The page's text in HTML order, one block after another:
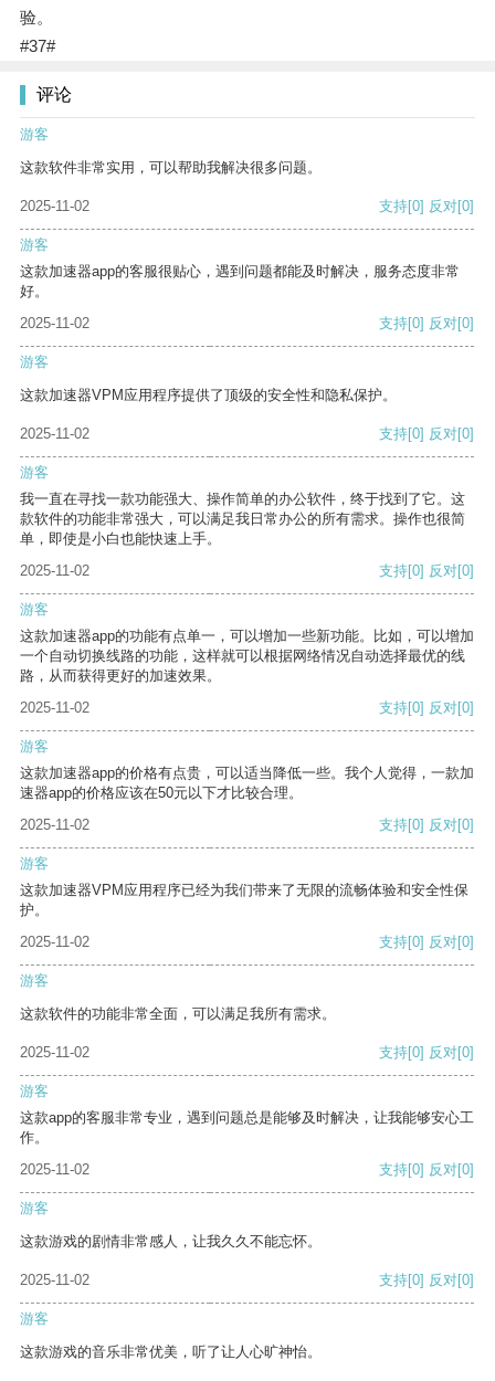
验。
#37#
评论
游客
这款软件非常实用，可以帮助我解决很多问题。
2025-11-02 支持[0] 反对[0]
游客
这款加速器app的客服很贴心，遇到问题都能及时解决，服务态度非常
好。
2025-11-02
支持[0] 反对[0]
游客
这款加速器VPM应用程序提供了顶级的安全性和隐私保护。
2025-11-02 支持[0] 反对[0]
游客
我一直在寻找一款功能强大、操作简单的办公软件，终于找到了它。这
款软件的功能非常强大，可以满足我日常办公的所有需求。操作也很简
单，即使是小白也能快速上手。
2025-11-02
支持[0] 反对[0]
游客
这款加速器app的功能有点单一，可以增加一些新功能。比如，可以增加
一个自动切换线路的功能，这样就可以根据网络情况自动选择最优的线
路，从而获得更好的加速效果。
2025-11-02
支持[0] 反对[0]
游客
这款加速器app的价格有点贵，可以适当降低一些。我个人觉得，一款加
速器app的价格应该在50元以下才比较合理。
2025-11-02
支持[0] 反对[0]
游客
这款加速器VPM应用程序已经为我们带来了无限的流畅体验和安全性保
护。
2025-11-02
支持[0] 反对[0]
游客
这款软件的功能非常全面，可以满足我所有需求。
2025-11-02 支持[0] 反对[0]
游客
这款app的客服非常专业，遇到问题总是能够及时解决，让我能够安心工
作。
2025-11-02
支持[0] 反对[0]
游客
这款游戏的剧情非常感人，让我久久不能忘怀。
2025-11-02 支持[0] 反对[0]
游客
这款游戏的音乐非常优美，听了让人心旷神怡。